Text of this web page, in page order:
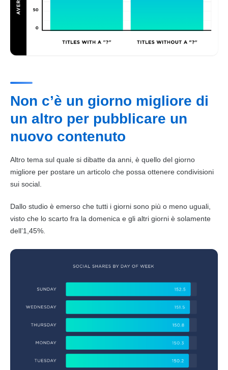
Non c’è un giorno migliore di
un altro per pubblicare un
nuovo contenuto
Altro tema sul quale si dibatte da anni, è quello del giorno
migliore per postare un articolo che possa ottenere condivisioni
sui social.
Dallo studio è emerso che tutti i giorni sono più o meno uguali,
visto che lo scarto fra la domenica e gli altri giorni è solamente
dell’1,45%.